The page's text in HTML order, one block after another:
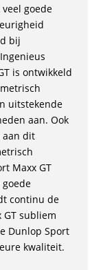
goede
bij
is ontwikkeld
uitstekende
aan. Ook
aan dit
Maxx GT
continu de
subliem
Dunlop Sport
kwaliteit.